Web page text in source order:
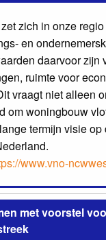
zich in onze
en
daarvoor zijn
ruimte voor
vraagt niet alleen
om woningbouw
termijn visie
www.vno-
met voorstel